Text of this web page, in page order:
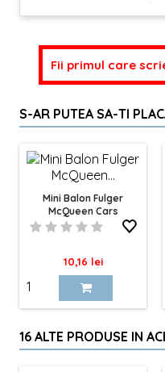
Fii primul care
S-AR PUTEA SA-TI
Mini Balon Fulger
McQueen Cars
Anagram
Pret
10,16 lei
16 ALTE PRODUSE IN